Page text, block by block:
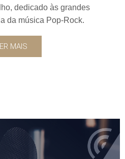
dedicado às grandes
da música Pop-Rock.
MAIS